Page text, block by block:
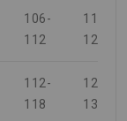
106-
112
118-
124
112-
118
124-
130